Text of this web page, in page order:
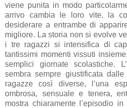
viene punita in modo
arrivo cambia le loro vite, la
desiderare a entrambe di
migliore. La storia non si evolve
i tre ragazzi si intensifica di
tantissimi momenti vissuti
semplici giornate scolastiche.
sembra sempre giustificata
ragazze così diverse, l’una
ombrosa, sensuale e tenera,
mostra chiaramente l’episodio